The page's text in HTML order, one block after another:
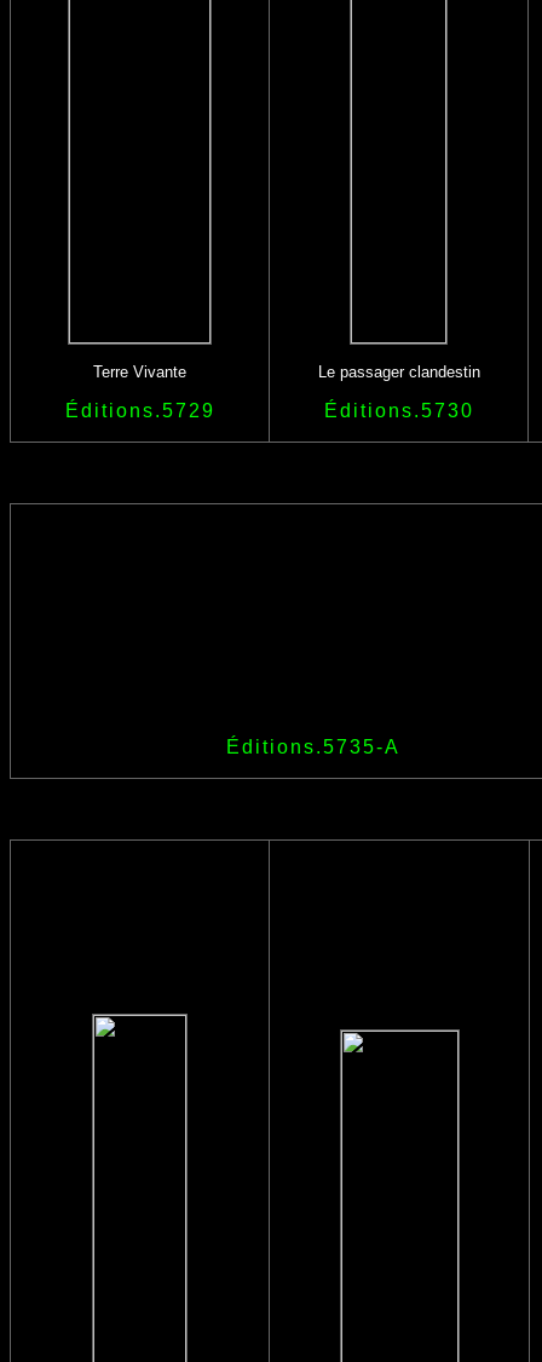
Terre Vivante Le passager clandestin
Éditions.5729 Éditions.5730
Éditions.5735-A